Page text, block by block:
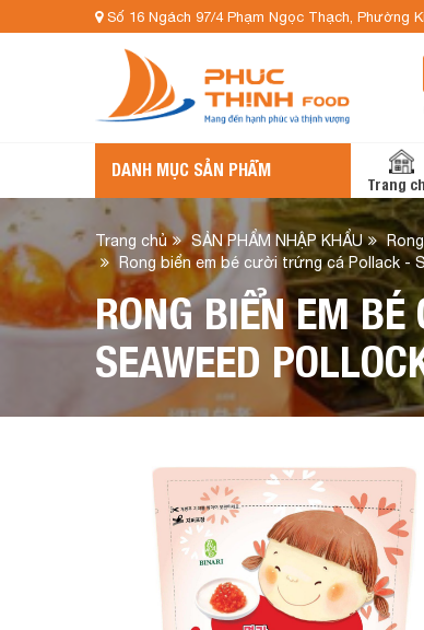
Số 16 Ngách 97/4 Phạm Ngọc Thạch, Phường
DANH MỤC SẢN PHẨM
Trang
Trang chủ SẢN PHẨM NHẬP KHẨU
Rong biển em bé cười trứng cá Pollack -
RONG BIỂN EM
SEAWEED